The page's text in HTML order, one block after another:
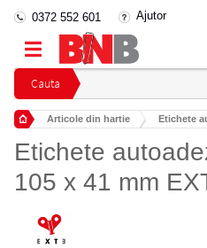
Cauta
0372 552 601 Ajutor
Articole din hartie Etichete
Etichete
105 x 41 mm